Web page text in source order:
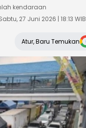
kendaraan
27 Juni 2026 | 18:13 WIB
Atur, Baru Temukan